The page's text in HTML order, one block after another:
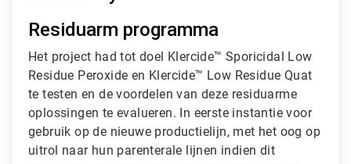
Residuarm programma
Het project had tot doel Klercide™ Sporicidal Low
Residue Peroxide en Klercide™ Low Residue Quat
te testen en de voordelen van deze residuarme
oplossingen te evalueren. In eerste instantie voor
gebruik op de nieuwe productielijn, met het oog op
uitrol naar hun parenterale lijnen indien dit